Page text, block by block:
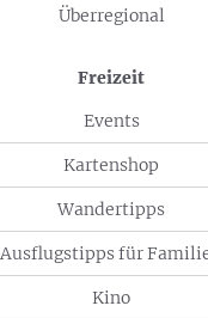
Überregional
Freizeit
Events
Kartenshop
Wandertipps
Ausflugstipps für
Kino